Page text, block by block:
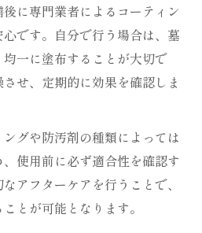
に専門業者によるコーティン
です。自分で行う場合は、墓
一に塗布することが大切で
せ、定期的に効果を確認しま
グや防汚剤の種類によっては
使用前に必ず適合性を確認す
アフターケアを行うことで、
とが可能となります。